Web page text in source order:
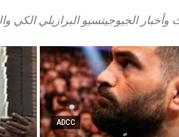
الجيوجيتسيو البرازيلي الكي
ADCC